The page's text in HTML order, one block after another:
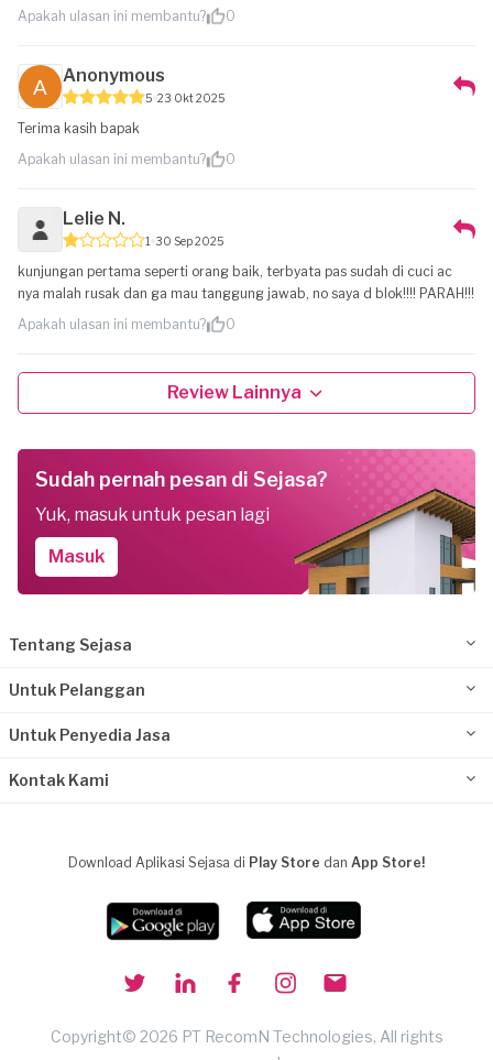
Apakah ulasan ini membantu?
0
Anonymous
5 23 Okt 2025
Terima kasih bapak
Apakah ulasan ini membantu?
0
Lelie N.
1 30 Sep 2025
kunjungan pertama seperti orang baik, terbyata pas sudah di cuci ac
nya malah rusak dan ga mau tanggung jawab, no saya d blok!!!! PARAH!!!
Apakah ulasan ini membantu?
0
Review Lainnya
Sudah pernah pesan di Sejasa?
Yuk, masuk untuk pesan lagi
Masuk
Tentang Sejasa
Untuk Pelanggan
Untuk Penyedia Jasa
Kontak Kami
Download Aplikasi Sejasa di Play Store dan App Store!
Copyright© 2026 PT RecomN Technologies, All rights